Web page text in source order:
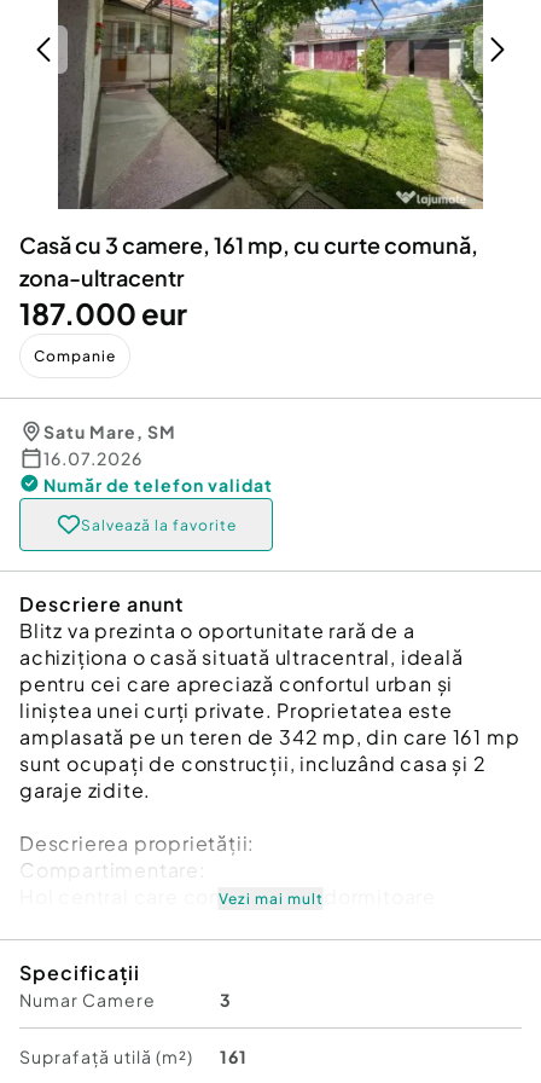
Servicii
Animale de companie
Afaceri și echipamente profesionale
Inchiriere Bunuri si Vehicule
Utilaje agricole si industriale
Piese auto si accesorii
Dacia Duster
Casă cu 3 camere, 161 mp, cu curte comună,
zona-ultracentr
187.000 eur
Companie
Satu Mare, SM
16.07.2026
Număr de telefon validat
Salvează la favorite
Descriere anunt
Blitz va prezinta o oportunitate rară de a
achiziționa o casă situată ultracentral, ideală
pentru cei care apreciază confortul urban și
liniștea unei curți private. Proprietatea este
amplasată pe un teren de 342 mp, din care 161 mp
sunt ocupați de construcții, incluzând casa și 2
garaje zidite.
Descrierea proprietății:
Compartimentare:
Hol central care conectează 3 dormitoare
Bucătărie spațioasă cu cămară
Pivniță generoasă la subsol
Acces în pod din exterior
Detalii suplimentare:
Vezi mai mult
Specificații
Numar Camere 3
Suprafață utilă (m²) 161